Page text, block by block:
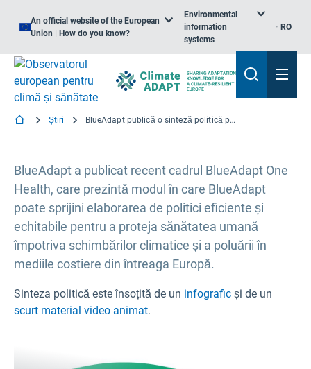
An official website of the European
Union | How do you know?
Environmental
information
systems
RO
Știri BlueAdapt publică o sinteză politică privind cadrul BlueAdapt One Health
BlueAdapt a publicat recent cadrul BlueAdapt One
Health, care prezintă modul în care BlueAdapt
poate sprijini elaborarea de politici eficiente și
echitabile pentru a proteja sănătatea umană
împotriva schimbărilor climatice și a poluării în
mediile costiere din întreaga Europă.
Sinteza politică este însoțită de un infografic și de un
scurt material video animat.